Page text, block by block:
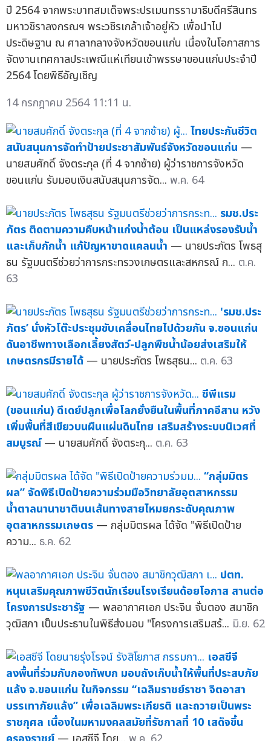
ปี 2564 จากพระบาทสมเด็จพระปรเมนทรรามาธิบดีศรีสินทร
มหาวชิราลงกรณฯ พระวชิรเกล้าเจ้าอยู่หัว เพื่อนำไป
ประดิษฐาน ณ ศาลากลางจังหวัดขอนแก่น เนื่องในโอกาสการ
จัดงานเทศกาลประเพณีแห่เทียนเข้าพรรษาขอนแก่นประจำปี
2564 โดยพิธีอัญเชิญ
14 กรกฎาคม 2564 11:11 น.
ไทยประกันชีวิต
สนับสนุนการจัดทำป้ายประชาสัมพันธ์จังหวัดขอนแก่น —
นายสมศักดิ์ จังตระกุล (ที่ 4 จากซ้าย) ผู้ว่าราชการจังหวัด
ขอนแก่น รับมอบเงินสนับสนุนการจัด... พ.ค. 64
รมช.ประ
ภัตร ติดตามความคืบหน้าแก่งน้ำต้อน เป็นแหล่งรองรับน้ำ
และเก็บกักน้ำ แก้ปัญหาขาดแคลนน้ำ — นายประภัตร โพธสุ
ธน รัฐมนตรีช่วยว่าการกระทรวงเกษตรและสหกรณ์ ก... ต.ค.
63
'รมช.ประ
ภัตร’ นั่งหัวโต๊ะประชุมขับเคลื่อนไทยไปด้วยกัน จ.ขอนแก่น
ดันอาชีพทางเลือกเลี้ยงสัตว์-ปลูกพืชน้ำน้อยส่งเสริมให้
เกษตรกรมีรายได้ — นายประภัตร โพธสุธน... ต.ค. 63
ซีพีแรม
(ขอนแก่น) ดีเดย์ปลูกเพื่อโลกยั่งยืนในพื้นที่ภาคอีสาน หวัง
เพิ่มพื้นที่สีเขียวบนผืนแผ่นดินไทย เสริมสร้างระบบนิเวศที่
สมบูรณ์ — นายสมศักดิ์ จังตระกุ... ต.ค. 63
“กลุ่มมิตร
ผล” จัดพิธีเปิดป้ายความร่วมมือวิทยาลัยอุตสาหกรรม
น้ำตาลนานาชาติบนเส้นทางสายไหมยกระดับคุณภาพ
อุตสาหกรรมเกษตร — กลุ่มมิตรผล ได้จัด "พิธีเปิดป้าย
ความ... ธ.ค. 62
ปตท.
หนุนเสริมคุณภาพชีวิตนักเรียนโรงเรียนด้อยโอกาส สานต่อ
โครงการประชารัฐ — พลอากาศเอก ประจิน จั่นตอง สมาชิก
วุฒิสภา เป็นประธานในพิธีส่งมอบ "โครงการเสริมสร้... มิ.ย. 62
เอสซีจี
ลงพื้นที่ร่วมกับกองทัพบก มอบถังเก็บน้ำให้พื้นที่ประสบภัย
แล้ง จ.ขอนแก่น ในกิจกรรม “เฉลิมราชย์ราชา จิตอาสา
บรรเทาภัยแล้ง” เพื่อเฉลิมพระเกียรติ และถวายเป็นพระ
ราชกุศล เนื่องในมหามงคลสมัยที่รัชกาลที่ 10 เสด็จขึ้น